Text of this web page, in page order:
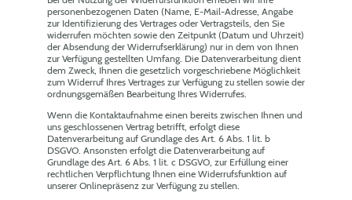
personenbezogenen Daten (Name, E-Mail-Adresse, Angabe
zur Identifizierung des Vertrages oder Vertragsteils, den Sie
widerrufen möchten sowie den Zeitpunkt (Datum und Uhrzeit)
der Absendung der Widerrufserklärung) nur in dem von Ihnen
zur Verfügung gestellten Umfang. Die Datenverarbeitung dient
dem Zweck, Ihnen die gesetzlich vorgeschriebene Möglichkeit
zum Widerruf Ihres Vertrages zur Verfügung zu stellen sowie der
ordnungsgemäßen Bearbeitung Ihres Widerrufes.
Wenn die Kontaktaufnahme einen bereits zwischen Ihnen und
uns geschlossenen Vertrag betrifft, erfolgt diese
Datenverarbeitung auf Grundlage des Art. 6 Abs. 1 lit. b
DSGVO. Ansonsten erfolgt die Datenverarbeitung auf
Grundlage des Art. 6 Abs. 1 lit. c DSGVO, zur Erfüllung einer
rechtlichen Verpflichtung Ihnen eine Widerrufsfunktion auf
unserer Onlinepräsenz zur Verfügung zu stellen.